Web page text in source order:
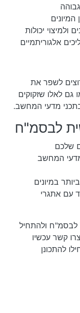
המיונים
ולמיצוי יכולות
אלגוריתמיים
לשפר את
גם לאלו שזקוקים
מדעי המחשב.
לבסמ"ח
שלכם
המחשב
במיונים
עם אתגרי
לבסמ"ח ולהתחיל
קשר עכשיו
להתכונן